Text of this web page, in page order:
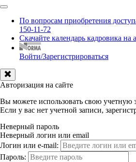
По вопросам приобретения
150-11-72
Скачайте календарь кадровика на
Войти/Зарегистрироваться
Авторизация на сайте
Вы можете использовать свою учетную
Если у вас нет учетной записи,
Неверный пароль
Неверный логин или email
Логин или e-mail:
Пароль: